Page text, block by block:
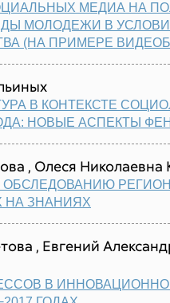
МЕДИА НА
МОЛОДЕЖИ В
(НА ПРИМЕРЕ
В КОНТЕКСТЕ
НОВЫЕ АСПЕКТЫ
, Олеся Николаевна
ОБСЛЕДОВАНИЮ
НА ЗНАНИЯХ
, Евгений
В